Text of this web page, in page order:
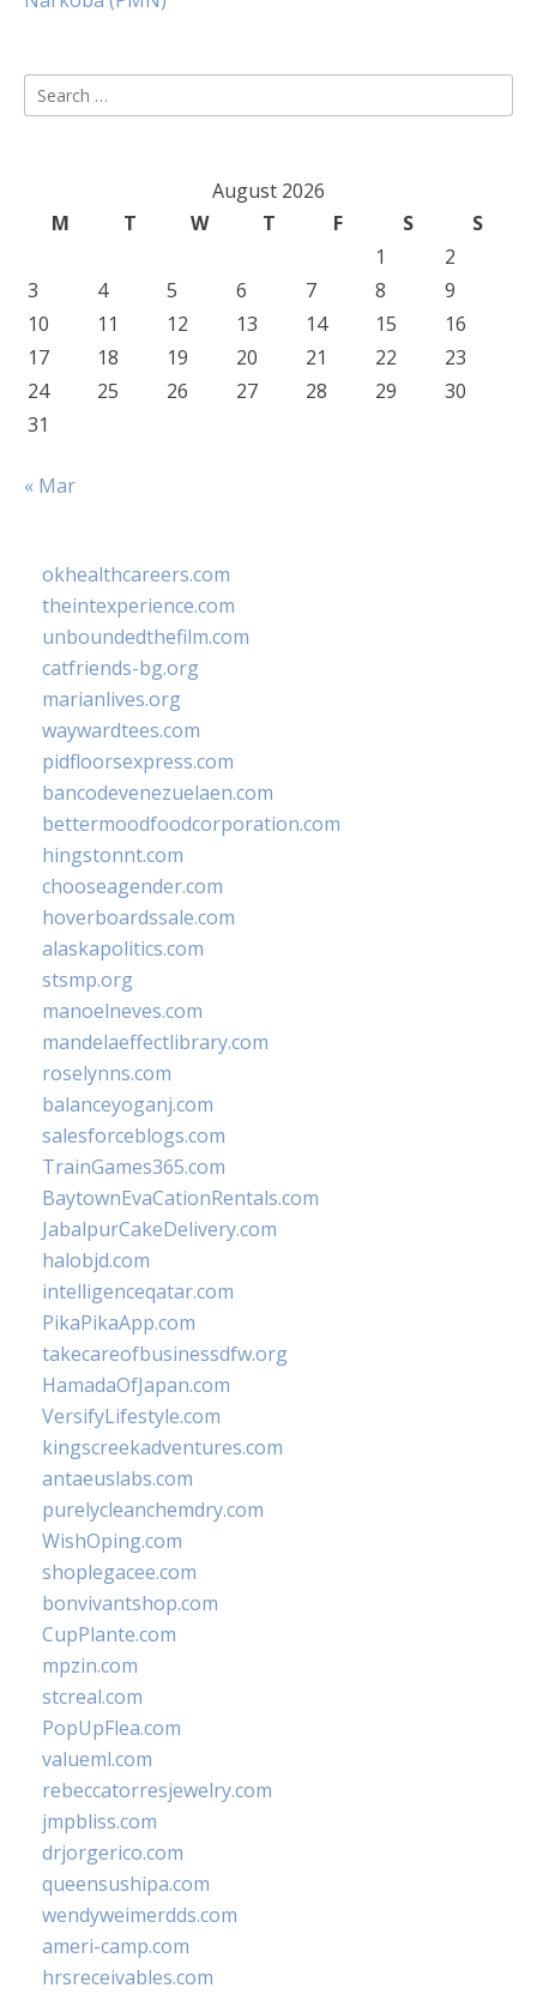
Search
for:
August 2026
M
T W T F S
S
1
2
3
4 5 6 7 8
9
10
11 12 13 14 15
16
17
18 19 20 21 22
23
24
25 26 27 28 29
30
31
« Mar
okhealthcareers.com
theintexperience.com
unboundedthefilm.com
catfriends-bg.org
marianlives.org
waywardtees.com
pidfloorsexpress.com
bancodevenezuelaen.com
bettermoodfoodcorporation.com
hingstonnt.com
chooseagender.com
hoverboardssale.com
alaskapolitics.com
stsmp.org
manoelneves.com
mandelaeffectlibrary.com
roselynns.com
balanceyoganj.com
salesforceblogs.com
TrainGames365.com
BaytownEvaCationRentals.com
JabalpurCakeDelivery.com
halobjd.com
intelligenceqatar.com
PikaPikaApp.com
takecareofbusinessdfw.org
HamadaOfJapan.com
VersifyLifestyle.com
kingscreekadventures.com
antaeuslabs.com
purelycleanchemdry.com
WishOping.com
shoplegacee.com
bonvivantshop.com
CupPlante.com
mpzin.com
stcreal.com
PopUpFlea.com
valueml.com
rebeccatorresjewelry.com
jmpbliss.com
drjorgerico.com
queensushipa.com
wendyweimerdds.com
ameri-camp.com
hrsreceivables.com